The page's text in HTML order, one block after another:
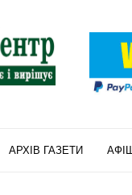
АРХІВ ГАЗЕТИ